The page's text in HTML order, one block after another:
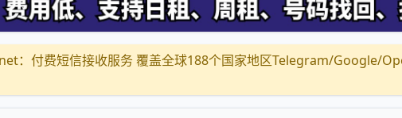
：付费短信接收服务 覆盖全球188个国家地区Telegram/Google/